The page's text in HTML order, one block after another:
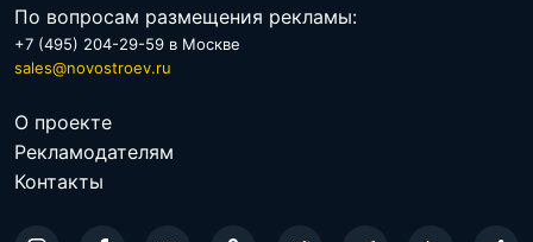
По вопросам размещения рекламы:
+7 (495) 204-29-59 в Москве
sales@novostroev.ru
О проекте
Рекламодателям
Контакты